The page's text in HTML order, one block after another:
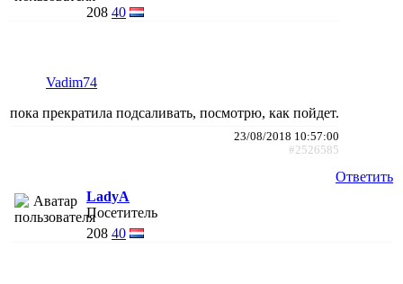
208 40
Vadim74
пока прекратила подсаливать, посмотрю, как пойдет.
23/08/2018 10:57:00
#2526585
Ответить
LadyA
Посетитель
208 40